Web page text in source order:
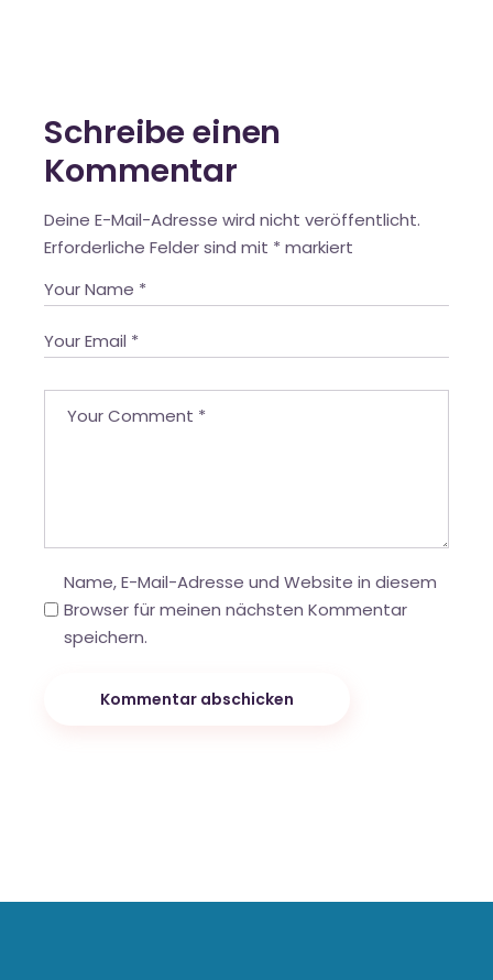
Schreibe einen
Kommentar
Deine E-Mail-Adresse wird nicht veröffentlicht.
Erforderliche Felder sind mit * markiert
Name, E-Mail-Adresse und Website in diesem
Browser für meinen nächsten Kommentar
speichern.
Kommentar abschicken